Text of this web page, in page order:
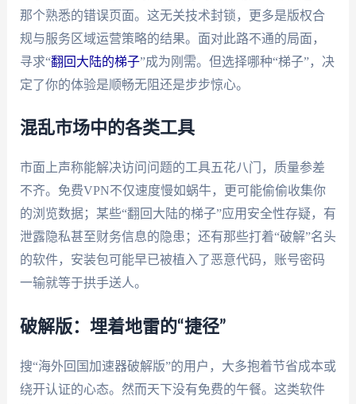
那个熟悉的错误页面。这无关技术封锁，更多是版权合
规与服务区域运营策略的结果。面对此路不通的局面，
寻求“翻回大陆的梯子”成为刚需。但选择哪种“梯子”，决
定了你的体验是顺畅无阻还是步步惊心。
混乱市场中的各类工具
市面上声称能解决访问问题的工具五花八门，质量参差
不齐。免费VPN不仅速度慢如蜗牛，更可能偷偷收集你
的浏览数据；某些“翻回大陆的梯子”应用安全性存疑，有
泄露隐私甚至财务信息的隐患；还有那些打着“破解”名头
的软件，安装包可能早已被植入了恶意代码，账号密码
一输就等于拱手送人。
破解版：埋着地雷的“捷径”
搜“海外回国加速器破解版”的用户，大多抱着节省成本或
绕开认证的心态。然而天下没有免费的午餐。这类软件